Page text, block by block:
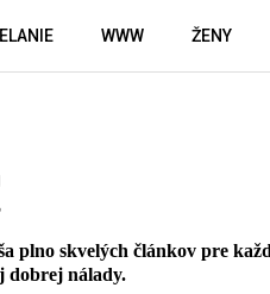
WWW ŽENY
plno skvelých článkov pre
dobrej nálady.